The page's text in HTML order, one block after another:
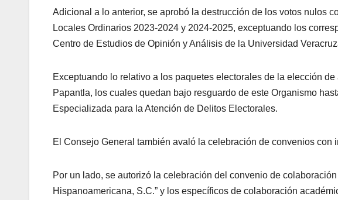
Adicional a lo anterior, se aprobó la destrucción de los votos nulos
Locales Ordinarios 2023-2024 y 2024-2025, exceptuando los
Centro de Estudios de Opinión y Análisis de la Universidad
Exceptuando lo relativo a los paquetes electorales de la elección
Papantla, los cuales quedan bajo resguardo de este Organismo
Especializada para la Atención de Delitos Electorales.
El Consejo General también avaló la celebración de convenios con
Por un lado, se autorizó la celebración del convenio de
Hispanoamericana, S.C.” y los específicos de colaboración